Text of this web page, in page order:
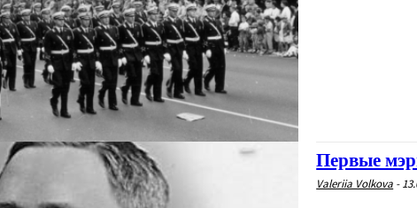
Первые
Valeriia Volkova -